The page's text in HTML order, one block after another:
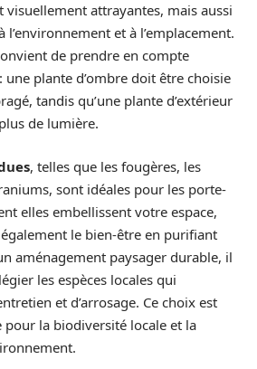
visuellement attrayantes, mais aussi
l’environnement et à l’emplacement.
de prendre en compte
une plante d’ombre doit être choisie
tandis qu’une plante d’extérieur
de lumière.
, telles que les fougères, les
sont idéales pour les porte-
elles embellissent votre espace,
le bien-être en purifiant
aménagement paysager durable, il
les espèces locales qui
et d’arrosage. Ce choix est
la biodiversité locale et la